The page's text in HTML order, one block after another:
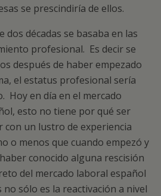
se prescindiría de ellos.
dos décadas se basaba en las
profesional. Es decir se
después de haber empezado
el estatus profesional sería
Hoy en día en el mercado
esto no tiene por qué ser
un lustro de experiencia
o menos que cuando empezó y
conocido alguna rescisión
del mercado laboral español
sólo es la reactivación a nivel